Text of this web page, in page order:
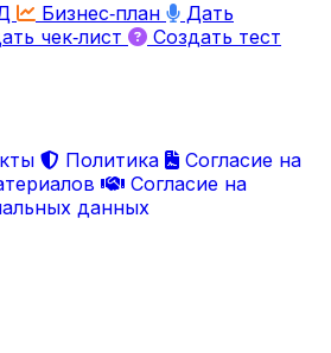
Бизнес‑план
Дать
чек‑лист Создать тест
Политика
Согласие на
Согласие на
данных